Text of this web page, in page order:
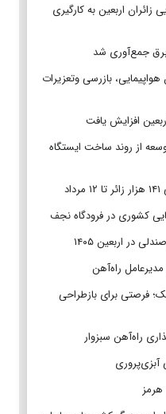
زائران اربعین به‌ کارگیری
بازرسی وتعزیرات
افزایش یافت
از روند ساخت ایستگاه
کشوری در فرودگاه نجف
راه‌آهن
فرصتی برای بازطراحی
راه‌آهن سبزوار